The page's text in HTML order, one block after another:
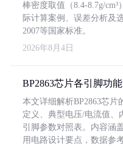
棒密度取值（8.4-8.7g/
际计算案例、误差分析及
2007等国家标准。
2026年8月4日
BP2863芯片各引脚功能
本文详细解析BP2863芯
定义、典型电压/电流值、
引脚参数对照表。内容涵
用电路设计要点，数据参